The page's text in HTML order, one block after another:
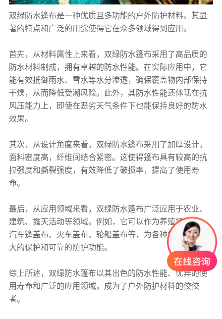
双绿防水篷布是一种优质且多功能的户外防护材料。其显
著的特点和广泛的用途使得它在众多领域得到应用。
首先，从材料属性上来看，双绿防水篷布采用了高品质的
防水材料制成，拥有卓越的防水性能。在实际应用中，它
能有效抵御雨水、雪水等水分渗透，确保覆盖物内部保持
干燥，从而降低受潮风险。此外，其防水性能还体现在抗
风压能力上，即使在恶劣天气条件下也能保持良好的防水
效果。
其次，从设计角度来看，双绿防水篷布采用了加厚设计，
面料密度高，纤维间结合紧密。这使得篷布具有较高的抗
拉强度和撕裂强度，有效降低了破损率，提高了使用寿
命。
最后，从应用领域来看，双绿防水篷布广泛应用于农业、
建筑、露天活动等领域。例如，它可以作为养殖场卷帘、
汽车篷盖布、火车盖布、轮船盖布等，为各种场合提供强
大的保护和可靠的防护功能。
综上所述，双绿防水篷布以其出色的防水性能、优异的使
用寿命和广泛的应用领域，成为了户外防护材料的佼佼
者。